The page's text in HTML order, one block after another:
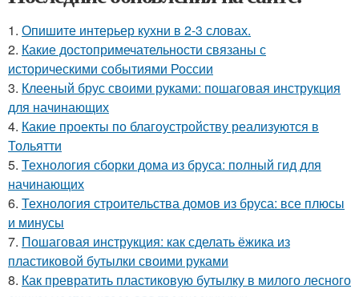
1. Опишите интерьер кухни в 2-3 словах.
2. Какие достопримечательности связаны с
историческими событиями России
3. Клееный брус своими руками: пошаговая инструкция
для начинающих
4. Какие проекты по благоустройству реализуются в
Тольятти
5. Технология сборки дома из бруса: полный гид для
начинающих
6. Технология строительства домов из бруса: все плюсы
и минусы
7. Пошаговая инструкция: как сделать ёжика из
пластиковой бутылки своими руками
8. Как превратить пластиковую бутылку в милого лесного